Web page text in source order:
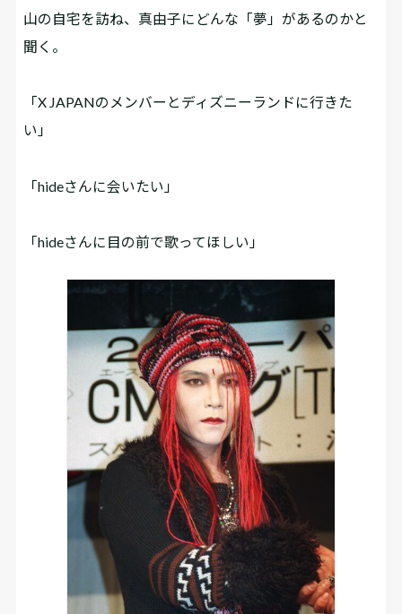
山の自宅を訪ね、真由子にどんな「夢」があるのかと
聞く。
「X JAPANのメンバーとディズニーランドに行きた
い」
「hideさんに会いたい」
「hideさんに目の前で歌ってほしい」